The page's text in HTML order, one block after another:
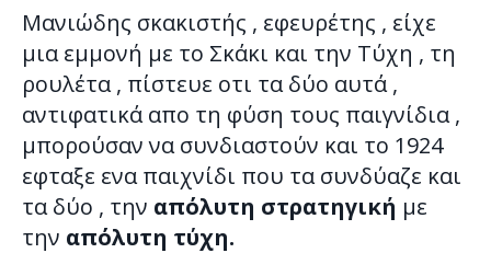
Μανιώδης σκακιστής , εφευρέτης , είχε
μια εμμονή με το Σκάκι και την Τύχη , τη
ρουλέτα , πίστευε οτι τα δύο αυτά ,
αντιφατικά απο τη φύση τους παιγνίδια ,
μπορούσαν να συνδιαστούν και το 1924
εφταξε ενα παιχνίδι που τα συνδύαζε και
τα δύο , την απόλυτη στρατηγική με
την απόλυτη τύχη.